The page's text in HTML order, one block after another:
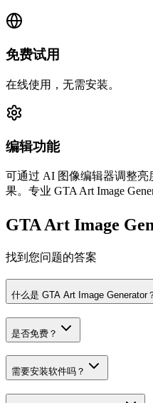
免费试用
在线使用，无需安装。
编辑功能
可通过 AI 图像编辑器调整
果。专业 GTA Art Image
GTA Art Image
找到您问题的答案
什么是 GTA Art Image Generator
是否免费？
需要安装软件吗？